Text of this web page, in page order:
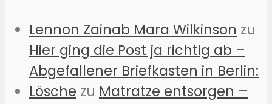
Lennon Zainab Mara Wilkinson zu
Hier ging die Post ja richtig ab –
Abgefallener Briefkasten in Berlin:
Lösche zu Matratze entsorgen –